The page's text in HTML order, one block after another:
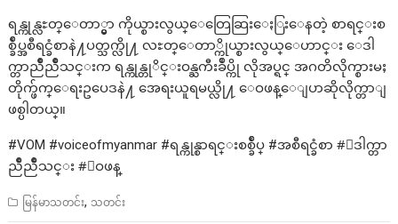
ရန္ကုန္လႊတ္ေတာ္မွာ ကိုယ္စားလွယ္ေတြေဆြးေႏြးေနတဲ့ စာရင္းစ
စ္ခ်ဳပ္အစီရင္ခံစာနဲ႔ပတ္သက္လို႔ လႊတ္ေတာ္ကိုယ္စားလွယ္ေဟာင္း ေဒါ
က္တာညိဳညိဳသင္းက ရန္ကုန္တုိင္းဝန္ႀကီးခ်ဳပ္ကို လိုအပ္ရင္ အဂတိလိုက္စားမႈ
တိုက္ဖ်က္ေရးဥပေဒနဲ႔ အေရးယူရမယ္လို႔ ေဝဖန္ေျပာဆိုလိုက္တာျ
ဖစ္ပါတယ္။
#VOM #voiceofmyanmar #ရန္ကုန္စာရင္းစစ္ခ်ဳပ္ #အစီရင္ခံစာ #ေဒါက္တာ
ညိဳညိဳသင္း #ေဝဖန္
မြန်မာသတင်း, သတင်း